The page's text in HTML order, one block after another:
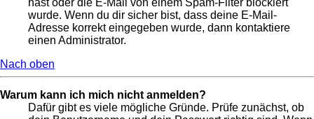
hast oder die E-Mail von einem Spam-Filter blockiert
wurde. Wenn du dir sicher bist, dass deine E-Mail-
Adresse korrekt eingegeben wurde, dann kontaktiere
einen Administrator.
Nach oben
Warum kann ich mich nicht anmelden?
Dafür gibt es viele mögliche Gründe. Prüfe zunächst, ob